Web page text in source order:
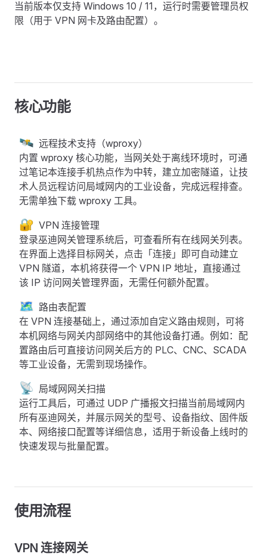
当前版本仅支持 Windows 10 / 11，运行时需要管理员权
限（用于 VPN 网卡及路由配置）。
核心功能
🛰️ 远程技术支持（wproxy）
内置 wproxy 核心功能，当网关处于离线环境时，可通
过笔记本连接手机热点作为中转，建立加密隧道，让技
术人员远程访问局域网内的工业设备，完成远程排查。
无需单独下载 wproxy 工具。
🔐 VPN 连接管理
登录巫迪网关管理系统后，可查看所有在线网关列表。
在界面上选择目标网关，点击「连接」即可自动建立
VPN 隧道，本机将获得一个 VPN IP 地址，直接通过
该 IP 访问网关管理界面，无需任何额外配置。
🗺️ 路由表配置
在 VPN 连接基础上，通过添加自定义路由规则，可将
本机网络与网关内部网络中的其他设备打通。例如：配
置路由后可直接访问网关后方的 PLC、CNC、SCADA
等工业设备，无需到现场操作。
📡 局域网网关扫描
运行工具后，可通过 UDP 广播报文扫描当前局域网内
所有巫迪网关，并展示网关的型号、设备指纹、固件版
本、网络接口配置等详细信息，适用于新设备上线时的
快速发现与批量配置。
使用流程
VPN 连接网关